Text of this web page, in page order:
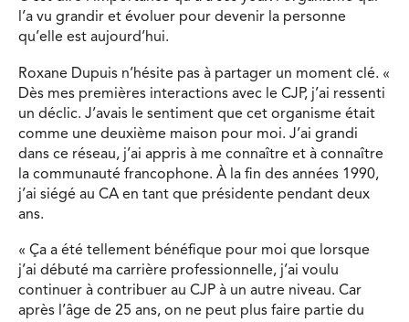
l’a vu grandir et évoluer pour devenir la personne
qu’elle est aujourd’hui.
Roxane Dupuis n’hésite pas à partager un moment clé. «
Dès mes premières interactions avec le CJP, j’ai ressenti
un déclic. J’avais le sentiment que cet organisme était
comme une deuxième maison pour moi. J’ai grandi
dans ce réseau, j’ai appris à me connaître et à connaître
la communauté francophone. À la fin des années 1990,
j’ai siégé au CA en tant que présidente pendant deux
ans.
« Ça a été tellement bénéfique pour moi que lorsque
j’ai débuté ma carrière professionnelle, j’ai voulu
continuer à contribuer au CJP à un autre niveau. Car
après l’âge de 25 ans, on ne peut plus faire partie du